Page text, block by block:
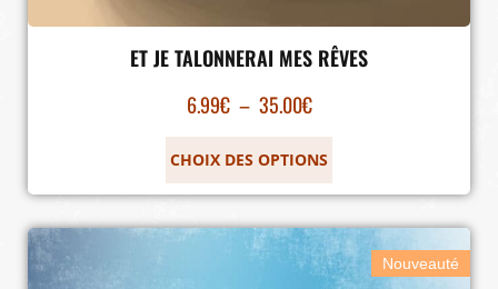
ET JE TALONNERAI MES RÊVES
6.99€ – 35.00€
CHOIX DES OPTIONS
Nouveauté